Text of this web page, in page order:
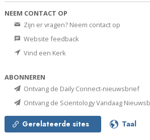
NEEM CONTACT OP
Zijn er vragen? Neem contact op
Website feedback
Vind een Kerk
ABONNEREN
Ontvang de Daily Connect-nieuwsbrief
Ontvang de Scientology Vandaag
Gerelateerde sites Taal